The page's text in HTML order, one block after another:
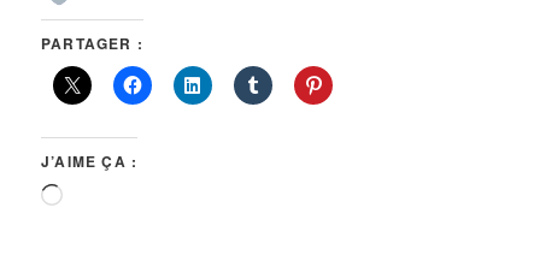
PARTAGER :
J’AIME ÇA :
Chargement…